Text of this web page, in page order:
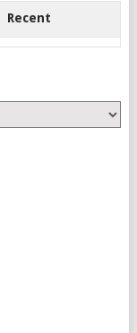
Recent